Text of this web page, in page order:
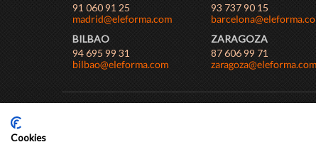
Cookies
91 060 91 25
BILBAO
94 695 99 31
93 737 90 15
ZARAGOZA
87 606 99 71